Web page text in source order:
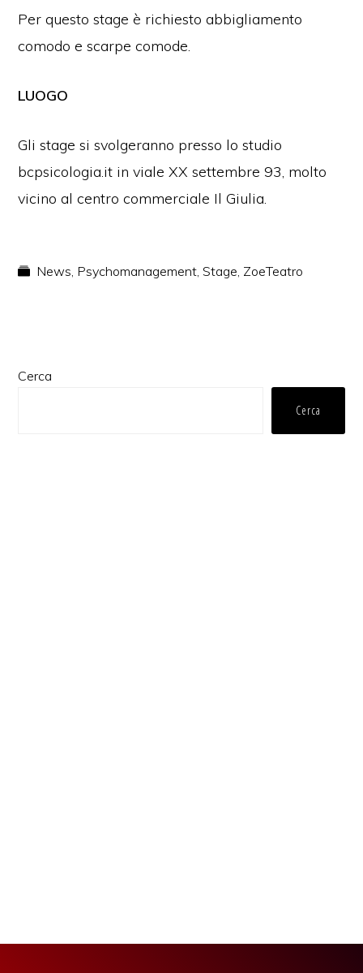
Per questo stage è richiesto abbigliamento
comodo e scarpe comode.
LUOGO
Gli stage si svolgeranno presso lo studio
bcpsicologia.it in viale XX settembre 93, molto
vicino al centro commerciale Il Giulia.
News, Psychomanagement,Stage, ZoeTeatro
Barra
Cerca
Cerca